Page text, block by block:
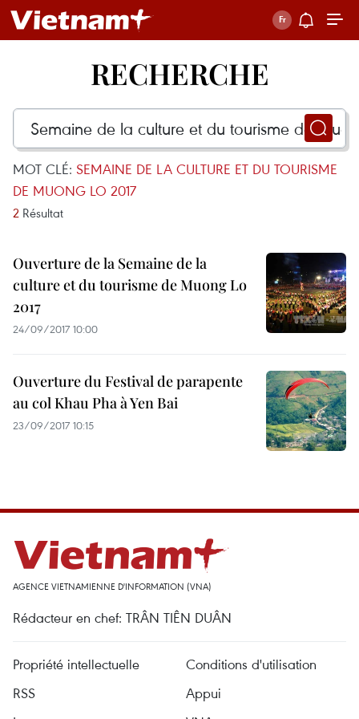
RECHERCHE
MOT CLÉ: SEMAINE DE LA CULTURE ET DU TOURISME
DE MUONG LO 2017
2 Résultat
Ouverture de la Semaine de la
culture et du tourisme de Muong Lo
2017
24/09/2017 10:00
Ouverture du Festival de parapente
au col Khau Pha à Yen Bai
23/09/2017 10:15
AGENCE VIETNAMIENNE D'INFORMATION (VNA)
Rédacteur en chef: TRÂN TIÊN DUÂN
Propriété intellectuelle
Conditions d'utilisation
RSS
Appui